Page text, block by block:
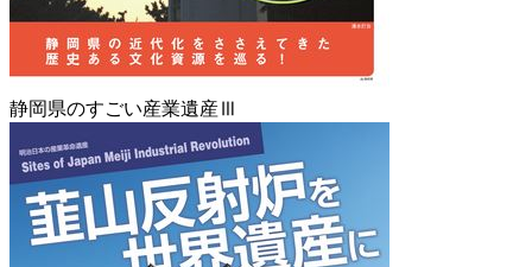
静岡県のすごい産業遺産Ⅲ